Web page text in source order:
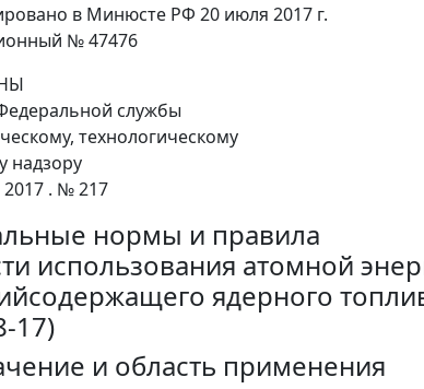
в Минюсте РФ 20 июля 2017 г.
№ 47476
службы
технологическому
надзору
. № 217
нормы и правила
использования атомной
ядерного
17)
и область применения